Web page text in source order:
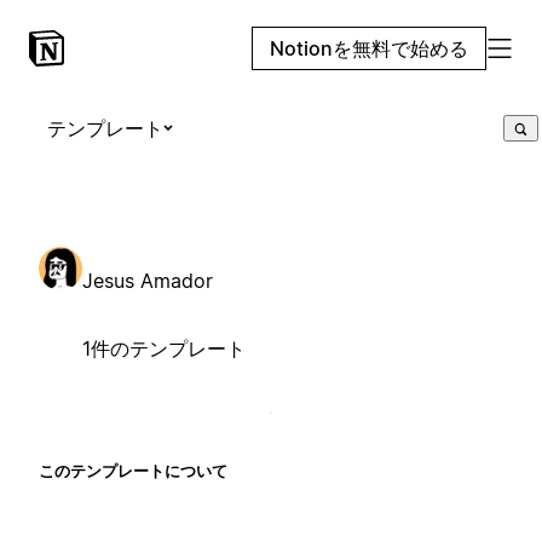
Notionを無料で始める
テンプレート
Jesus Amador
1件のテンプレート
このテンプレートについて